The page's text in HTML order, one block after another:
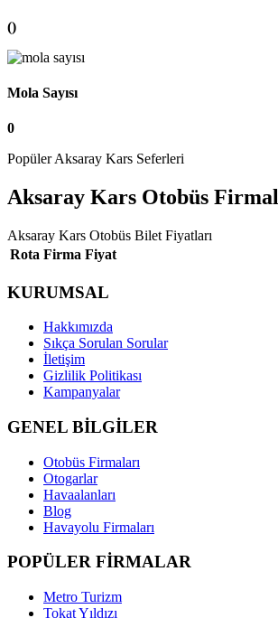
()
Mola Sayısı
0
Popüler Aksaray Kars Seferleri
Aksaray Kars Otobüs
Aksaray Kars Otobüs Bilet Fiyatları
Rota Firma Fiyat
KURUMSAL
Hakkımızda
Sıkça Sorulan Sorular
İletişim
Gizlilik Politikası
Kampanyalar
GENEL BİLGİLER
Otobüs Firmaları
Otogarlar
Havaalanları
Blog
Havayolu Firmaları
POPÜLER FİRMALAR
Metro Turizm
Tokat Yıldızı